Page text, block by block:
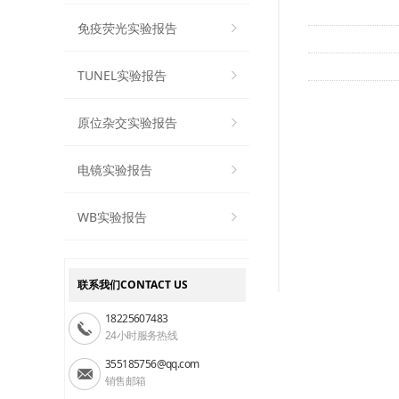
免疫荧光实验报告
TUNEL实验报告
原位杂交实验报告
电镜实验报告
WB实验报告
联系我们CONTACT US
18225607483
24小时服务热线
355185756@qq.com
销售邮箱
TTC染色（
TTC染色（
PAS染色实